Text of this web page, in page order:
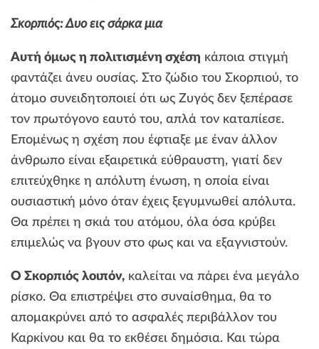
Σκορπιός: Δυο εις σάρκα μια
Αυτή όμως η πολιτισμένη σχέση κάποια στιγμή
φαντάζει άνευ ουσίας. Στο ζώδιο του Σκορπιού, το
άτομο συνειδητοποιεί ότι ως Ζυγός δεν ξεπέρασε
τον πρωτόγονο εαυτό του, απλά τον καταπίεσε.
Επομένως η σχέση που έφτιαξε με έναν άλλον
άνθρωπο είναι εξαιρετικά εύθραυστη, γιατί δεν
επιτεύχθηκε η απόλυτη ένωση, η οποία είναι
ουσιαστική μόνο όταν έχεις ξεγυμνωθεί απόλυτα.
Θα πρέπει η σκιά του ατόμου, όλα όσα κρύβει
επιμελώς να βγουν στο φως και να εξαγνιστούν.
Ο Σκορπιός λοιπόν, καλείται να πάρει ένα μεγάλο
ρίσκο. Θα επιστρέψει στο συναίσθημα, θα το
απομακρύνει από το ασφαλές περιβάλλον του
Καρκίνου και θα το εκθέσει δημόσια. Και τώρα